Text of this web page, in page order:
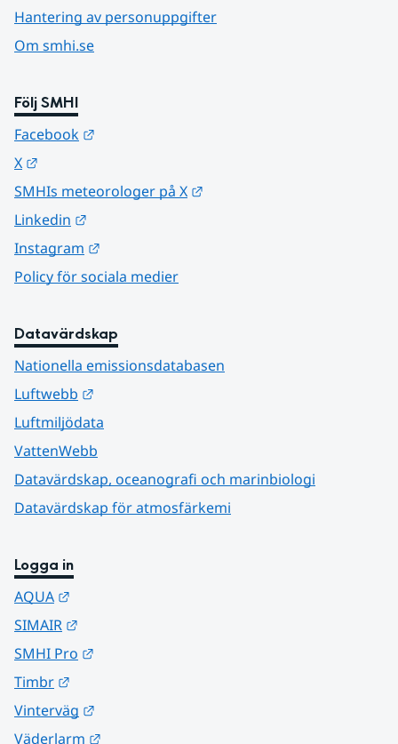
Hantering av personuppgifter
Om smhi.se
Följ SMHI
Facebook
X
SMHIs meteorologer på X
Linkedin
Instagram
Policy för sociala medier
Datavärdskap
Nationella emissionsdatabasen
Luftwebb
Luftmiljödata
VattenWebb
Datavärdskap, oceanografi och marinbiologi
Datavärdskap för atmosfärkemi
Logga in
AQUA
SIMAIR
SMHI Pro
Timbr
Vinterväg
Väderlarm